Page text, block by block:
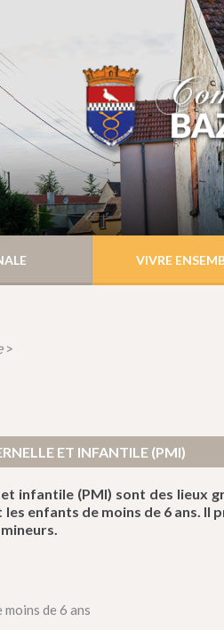
VIVRE
>
ET INFANTILE (PMI)
infantile (PMI) sont des lieux
enfants de moins de 6 ans. Il
de 6 ans